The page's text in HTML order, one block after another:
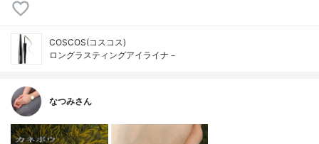
COSCOS(コスコス)
ロングラスティングアイライナ－
なつみさん